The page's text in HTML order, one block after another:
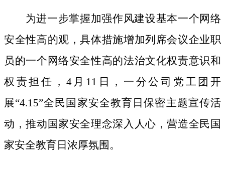
为进一步掌握加强作风建设基本一个网络
安全性高的观，具体措施增加列席会议企业职
员的一个网络安全性高的法治文化权责意识和
权责担任，4月11日，一分公司党工团开
展“4.15”全民国家安全教育日保密主题宣传活
动，推动国家安全理念深入人心，营造全民国
家安全教育日浓厚氛围。